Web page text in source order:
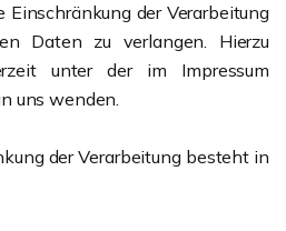
Einschränkung der Verarbeitung
Daten zu verlangen. Hierzu
unter der im Impressum
uns wenden.
der Verarbeitung besteht in